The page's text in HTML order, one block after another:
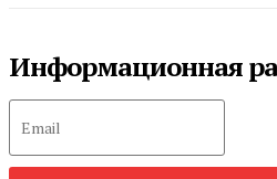
Информационная